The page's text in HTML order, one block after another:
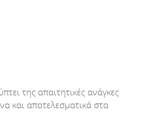
της απαιτητικές ανάγκες
και αποτελεσματικά στα